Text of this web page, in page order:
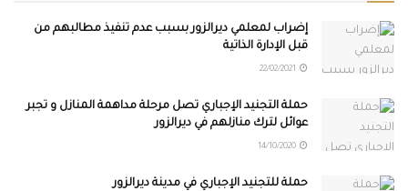
إضراب لمعلمي ديرالزور بسبب عدم تنفيذ مطالبهم من
قبل الإدارة الذاتية
حملة التجنيد الإجباري تصل مرحلة مداهمة المنازل و تجبر
عوائل لترك منازلهم في ديرالزور
حملة للتجنيد الإجباري في مدينة ديرالزور